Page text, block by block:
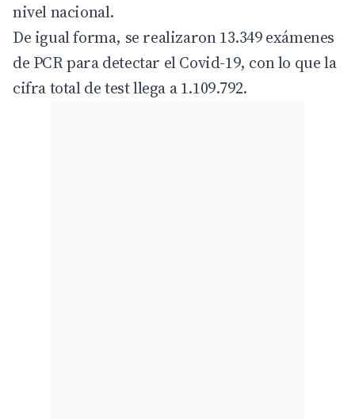
nivel nacional.
De igual forma, se realizaron 13.349 exámenes
de PCR para detectar el Covid-19, con lo que la
cifra total de test llega a 1.109.792.